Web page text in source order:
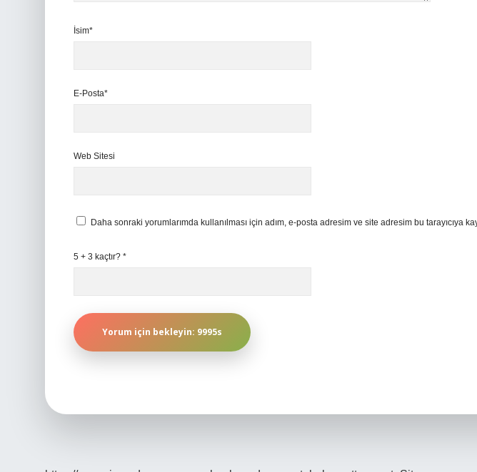
İsim*
E-Posta*
Web Sitesi
Daha sonraki yorumlarımda kullanılması için adım, e-posta adresim ve site adresim bu tarayıcıya
5 + 3 kaçtır? *